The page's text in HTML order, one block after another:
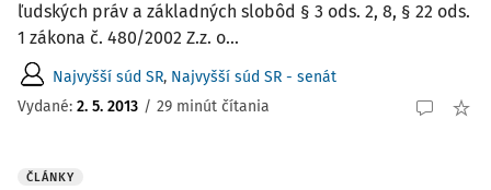
ľudských práv a základných slobôd § 3 ods. 2, 8, § 22 ods.
1 zákona č. 480/2002 Z.z. o...
Najvyšší súd SR, Najvyšší súd SR - senát
Vydané: 2. 5. 2013 / 29 minút čítania
ČLÁNKY